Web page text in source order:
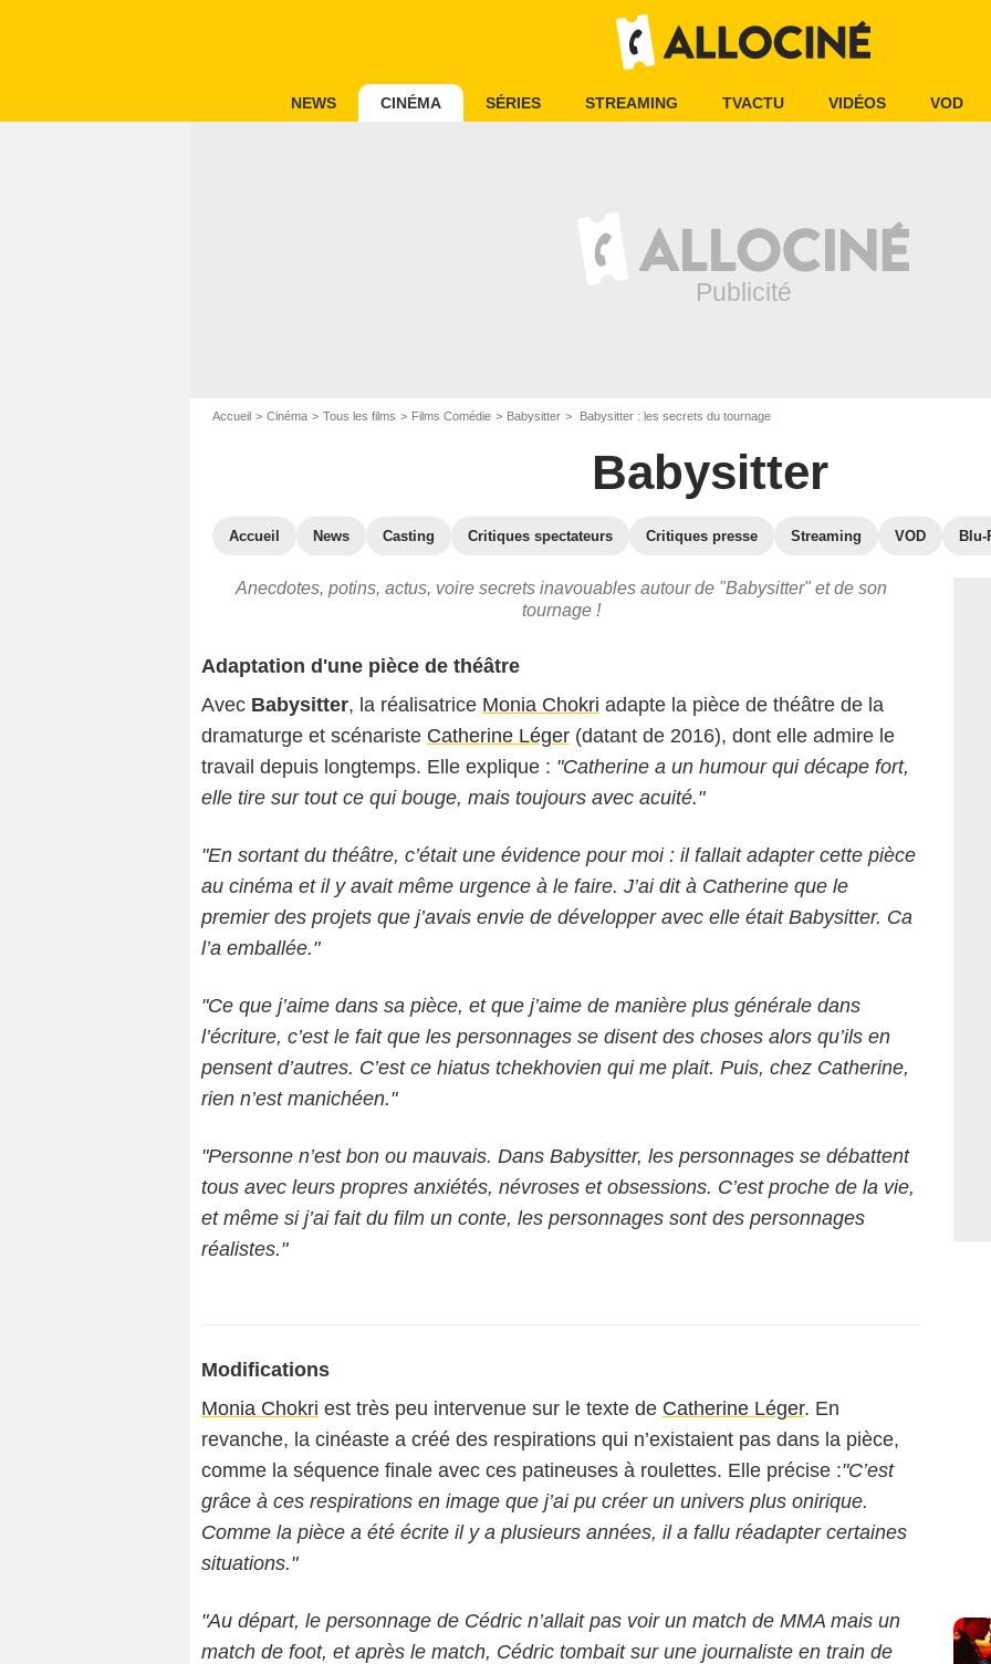
NEWS CINÉMA SÉRIES STREAMING TVACTU VIDÉOS VOD
Accueil Cinéma Tous les films Films Comédie Babysitter Babysitter : les secrets du tournage
Babysitter
Accueil News Casting Critiques spectateurs Critiques presse Streaming VOD Blu-
Anecdotes, potins, actus, voire secrets inavouables autour de "Babysitter" et de son
tournage !
Adaptation d'une pièce de théâtre
Avec Babysitter, la réalisatrice Monia Chokri adapte la pièce de théâtre de la
dramaturge et scénariste Catherine Léger (datant de 2016), dont elle admire le
travail depuis longtemps. Elle explique : "Catherine a un humour qui décape fort,
elle tire sur tout ce qui bouge, mais toujours avec acuité."
"En sortant du théâtre, c’était une évidence pour moi : il fallait adapter cette pièce
au cinéma et il y avait même urgence à le faire. J’ai dit à Catherine que le
premier des projets que j’avais envie de développer avec elle était Babysitter. Ca
l’a emballée."
"Ce que j’aime dans sa pièce, et que j’aime de manière plus générale dans
l’écriture, c’est le fait que les personnages se disent des choses alors qu’ils en
pensent d’autres. C’est ce hiatus tchekhovien qui me plait. Puis, chez Catherine,
rien n’est manichéen."
"Personne n’est bon ou mauvais. Dans Babysitter, les personnages se débattent
tous avec leurs propres anxiétés, névroses et obsessions. C’est proche de la vie,
et même si j’ai fait du film un conte, les personnages sont des personnages
réalistes."
Modifications
Monia Chokri est très peu intervenue sur le texte de Catherine Léger. En
revanche, la cinéaste a créé des respirations qui n’existaient pas dans la pièce,
comme la séquence finale avec ces patineuses à roulettes. Elle précise :"C’est
grâce à ces respirations en image que j’ai pu créer un univers plus onirique.
Comme la pièce a été écrite il y a plusieurs années, il a fallu réadapter certaines
situations."
"Au départ, le personnage de Cédric n’allait pas voir un match de MMA mais un
match de foot, et après le match, Cédric tombait sur une journaliste en train de